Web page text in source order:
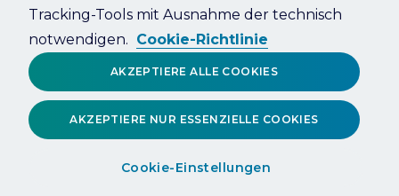
Tracking-Tools mit Ausnahme der technisch
notwendigen. Cookie-Richtlinie
Cookie-Einstellungen
AKZEPTIERE NUR ESSENZIELLE COOKIES
AKZEPTIERE ALLE COOKIES